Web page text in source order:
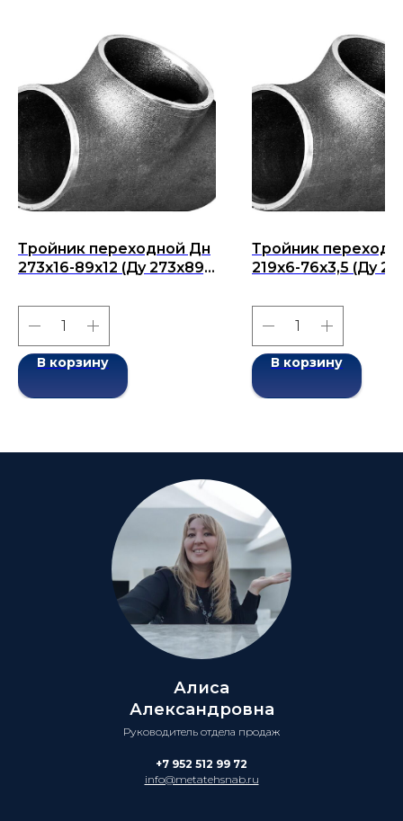
Тройник переходной Дн
273x16-89x12 (Ду 273x89)
2001
В корзину
Тройник
219x6-76x3,5 (Ду
2001
В корзину
Алиса
Александровна
Руководитель отдела продаж
+7 952 512 99 72
info@metatehsnab.ru